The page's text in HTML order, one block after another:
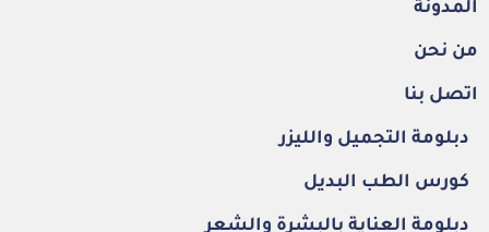
المدونة
من نحن
اتصل بنا
دبلومة التجميل والليزر
كورس الطب البديل
دبلومة العناية بالبشرة والشعر